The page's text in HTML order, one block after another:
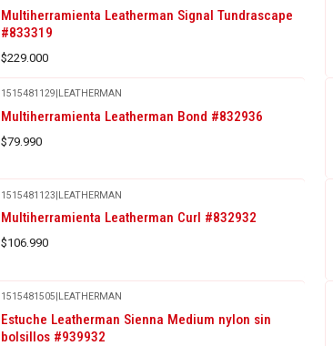
Multiherramienta Leatherman Signal Tundrascape
#833319
$229.000
1515481129 LEATHERMAN
Multiherramienta Leatherman Bond #832936
$79.990
1515481123|LEATHERMAN
Multiherramienta Leatherman Curl #832932
$106.990
1515481505|LEATHERMAN
Estuche Leatherman Sienna Medium nylon sin
bolsillos #939932